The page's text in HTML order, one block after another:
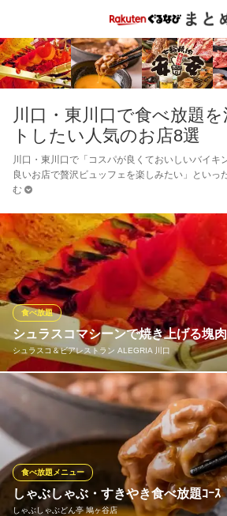
川口・東川口で食べ放題
トしたい人気のお店8選
川口・東川口で「コスパが良くておいしいバイキ
良いお店で贅沢ビュッフェを楽しみたい」といっ
む
シュラスコマシーンで焼き上げる塊肉
シュラスコ＆ビアレストラン ALEGRIA 川口
食べ放題
20種類シュラスコ(ブラジル式BBQ)食べ
4620円からお楽しみ頂けます。当店一番
や”肉の塊串”、”野菜串”《焼きパイナップ
がウリ。こだわりの【肉質】肉の部位ご
焼き手による【カット】で提供
シュラスコ＆ビアレストラン
しゃぶしゃぶ・すきやき食べ放題ｺｰｽ
しゃぶしゃぶどん亭 鳩ヶ谷店
食べ放題メニュー